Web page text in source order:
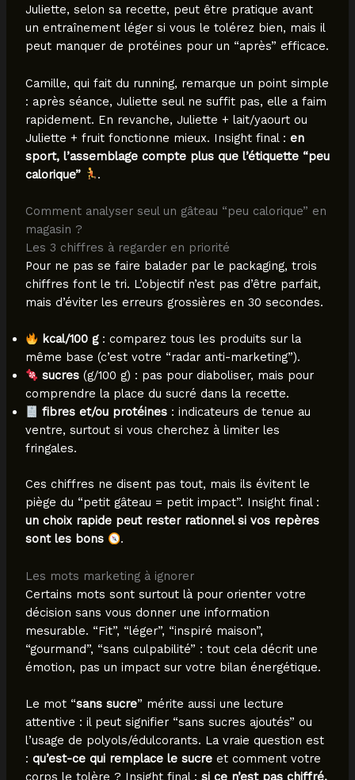
Juliette, selon sa recette, peut être pratique avant
un entraînement léger si vous le tolérez bien, mais il
peut manquer de protéines pour un “après” efficace.
Camille, qui fait du running, remarque un point simple
: après séance, Juliette seul ne suffit pas, elle a faim
rapidement. En revanche, Juliette + lait/yaourt ou
Juliette + fruit fonctionne mieux. Insight final : en
sport, l’assemblage compte plus que l’étiquette “peu
calorique”
.
Comment analyser seul un gâteau “peu calorique” en
magasin ?
Les 3 chiffres à regarder en priorité
Pour ne pas se faire balader par le packaging, trois
chiffres font le tri. L’objectif n’est pas d’être parfait,
mais d’éviter les erreurs grossières en 30 secondes.
kcal/100 g: comparez tous les produits sur la
même base (c’est votre “radar anti-marketing”).
sucres (g/100 g) : pas pour diaboliser, mais pour
comprendre la place du sucré dans la recette.
fibres et/ou protéines : indicateurs de tenue au
ventre, surtout si vous cherchez à limiter les
fringales.
Ces chiffres ne disent pas tout, mais ils évitent le
piège du “petit gâteau = petit impact”. Insight final :
un choix rapide peut rester rationnel si vos repères
sont les bons
.
Les mots marketing à ignorer
Certains mots sont surtout là pour orienter votre
décision sans vous donner une information
mesurable. “Fit”, “léger”, “inspiré maison”,
“gourmand”, “sans culpabilité” : tout cela décrit une
émotion, pas un impact sur votre bilan énergétique.
Le mot “sans sucre” mérite aussi une lecture
attentive : il peut signifier “sans sucres ajoutés” ou
l’usage de polyols/édulcorants. La vraie question est
: qu’est-ce qui remplace le sucreet comment votre
corps le tolère ? Insight final : si ce n’est pas chiffré,